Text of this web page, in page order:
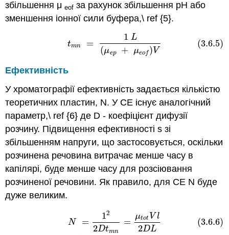
збільшення μeof за рахунок збільшення рН або
зменшення іонної сили буфера,\ ref {5}.
tmn =
1 L
(μep + μeof )V
(3.6.5)
(3.6.5) μep
Ефективність
У хроматографії ефективність задається кількістю
теоретичних пластин, N. У CE існує аналогічний
параметр,\ ref {6} де D - коефіцієнт дифузії
розчину. Підвищення ефективності s зі
збільшенням напруги, що застосовується, оскільки
розчинена речовина витрачає менше часу в
капілярі, буде менше часу для розсіювання
розчиненої речовини. Як правило, для CE N буде
дуже великим.
N =
12
2Dtmn
=
μtot V l
2DL
(3.6.6)
(3.6.6) 22D =μtotVl